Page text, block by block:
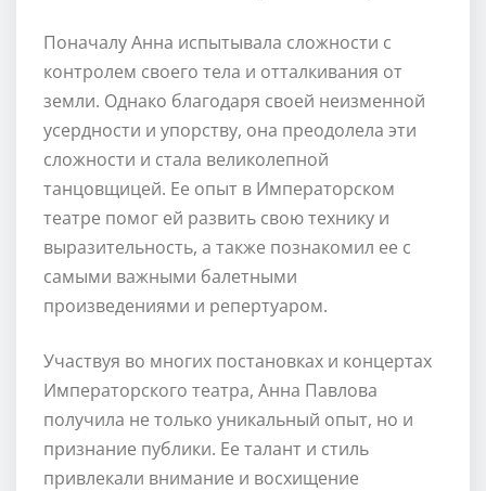
Поначалу Анна испытывала сложности с
контролем своего тела и отталкивания от
земли. Однако благодаря своей неизменной
усердности и упорству, она преодолела эти
сложности и стала великолепной
танцовщицей. Ее опыт в Императорском
театре помог ей развить свою технику и
выразительность, а также познакомил ее с
самыми важными балетными
произведениями и репертуаром.
Участвуя во многих постановках и концертах
Императорского театра, Анна Павлова
получила не только уникальный опыт, но и
признание публики. Ее талант и стиль
привлекали внимание и восхищение